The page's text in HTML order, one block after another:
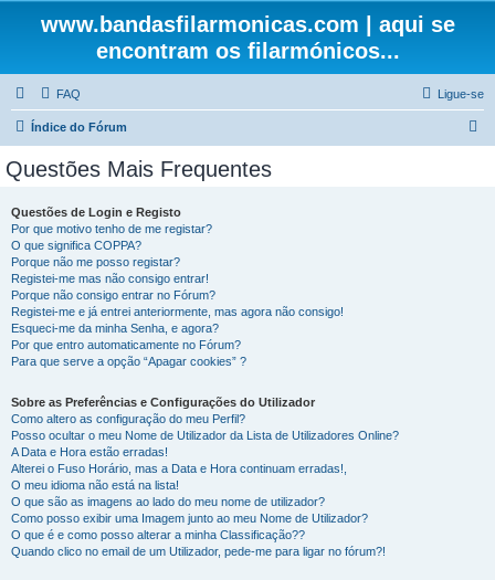
www.bandasfilarmonicas.com | aqui se
encontram os filarmónicos...
FAQ Ligue-se
Índice do Fórum
Questões Mais Frequentes
Questões de Login e Registo
Por que motivo tenho de me registar?
O que significa COPPA?
Porque não me posso registar?
Registei-me mas não consigo entrar!
Porque não consigo entrar no Fórum?
Registei-me e já entrei anteriormente, mas agora não consigo!
Esqueci-me da minha Senha, e agora?
Por que entro automaticamente no Fórum?
Para que serve a opção “Apagar cookies” ?
Sobre as Preferências e Configurações do Utilizador
Como altero as configuração do meu Perfil?
Posso ocultar o meu Nome de Utilizador da Lista de Utilizadores Online?
A Data e Hora estão erradas!
Alterei o Fuso Horário, mas a Data e Hora continuam erradas!,
O meu idioma não está na lista!
O que são as imagens ao lado do meu nome de utilizador?
Como posso exibir uma Imagem junto ao meu Nome de Utilizador?
O que é e como posso alterar a minha Classificação??
Quando clico no email de um Utilizador, pede-me para ligar no fórum?!